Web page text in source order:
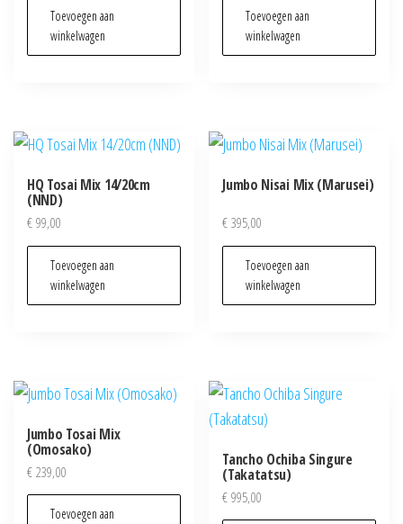
Toevoegen aan
winkelwagen
Toevoegen aan
winkelwagen
HQ Tosai Mix 14/20cm
(NND)
€99,00
Toevoegen aan
winkelwagen
Jumbo Nisai Mix (Marusei)
€395,00
Toevoegen aan
winkelwagen
Jumbo Tosai Mix
(Omosako)
€239,00
Toevoegen aan
Tancho Ochiba Singure
(Takatatsu)
€995,00